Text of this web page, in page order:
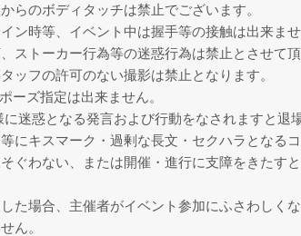
らのボディタッチは禁止でございます。
ン時等、イベント中は握手等の接触は出来ませ
ストーカー行為等の迷惑行為は禁止とさせて頂
ッフの許可のない撮影は禁止となります。
ーズ指定は出来ません。
に迷惑となる発言および行動をなされますと退
にキスマーク・過剰な長文・セクハラとなる
そぐわない、または開催・進行に支障をきた
した場合、主催者がイベント参加にふさわし
ん。